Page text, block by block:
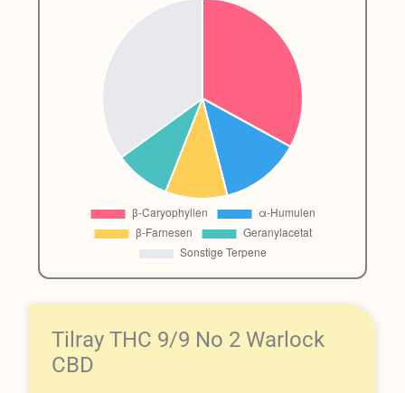
Tilray THC 9/9 No 2 Warlock
CBD